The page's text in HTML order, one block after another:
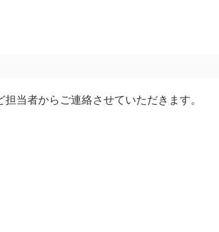
当者からご連絡させていただきます。